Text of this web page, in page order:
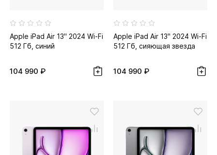
Apple iPad Air 13" 2024 Wi-Fi
512 Гб, синий
104 990 ₽
Apple iPad Air 13" 2024 Wi-Fi
512 Гб, сияющая звезда
104 990 ₽